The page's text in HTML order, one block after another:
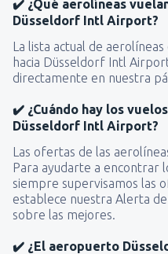
✔️ ¿Qué aerolíneas
Düsseldorf Intl Airport?
La lista actual de
hacia Düsseldorf Intl
directamente en nuestra
✔️ ¿Cuándo hay los
Düsseldorf Intl Airport?
Las ofertas de las
Para ayudarte a encontrar
siempre supervisamos las
establece nuestra Alerta
sobre las mejores.
✔️ ¿El aeropuerto